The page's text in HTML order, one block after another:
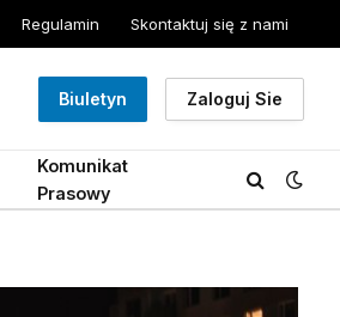
Regulamin Skontaktuj się z nami
Biuletyn Zaloguj Sie
Komunikat
Prasowy